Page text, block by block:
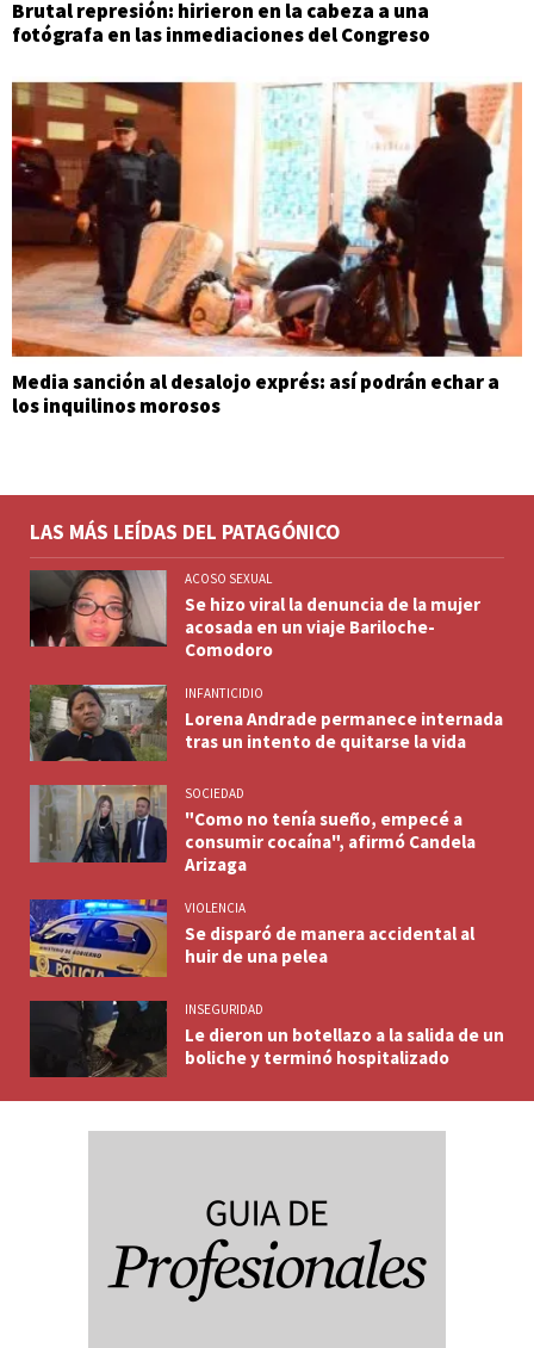
Brutal represión: hirieron en la cabeza a una
fotógrafa en las inmediaciones del Congreso
Media sanción al desalojo exprés: así podrán echar a
los inquilinos morosos
LAS MÁS LEÍDAS DEL PATAGÓNICO
ACOSO SEXUAL
Se hizo viral la denuncia de la mujer
acosada en un viaje Bariloche-
Comodoro
INFANTICIDIO
Lorena Andrade permanece internada
tras un intento de quitarse la vida
SOCIEDAD
"Como no tenía sueño, empecé a
consumir cocaína", afirmó Candela
Arizaga
VIOLENCIA
Se disparó de manera accidental al
huir de una pelea
INSEGURIDAD
Le dieron un botellazo a la salida de un
boliche y terminó hospitalizado